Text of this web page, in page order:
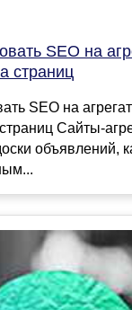
SEO на
страниц
SEO на
Сайты-
объявлений,